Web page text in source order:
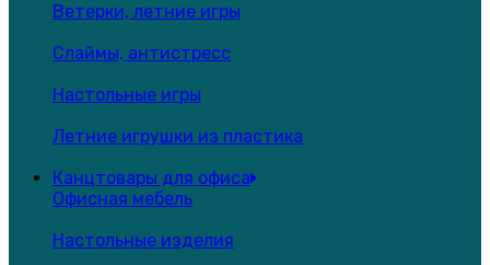
Ветерки, летние игры
Слаймы, антистресс
Настольные игры
Летние игрушки из пластика
Канцтовары для офиса
Офисная мебель
Настольные изделия